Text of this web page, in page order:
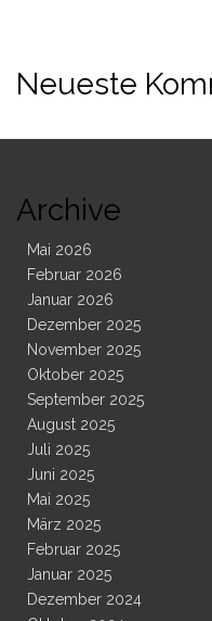
Neueste
Archive
Mai 2026
Februar 2026
Januar 2026
Dezember 2025
November 2025
Oktober 2025
September 2025
August 2025
Juli 2025
Juni 2025
Mai 2025
März 2025
Februar 2025
Januar 2025
Dezember 2024